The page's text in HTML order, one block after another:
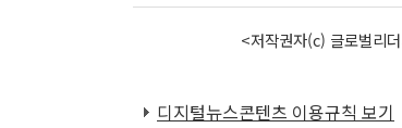
<저작권자(c) 글로벌리
디지털뉴스콘텐츠 이용규칙 보기